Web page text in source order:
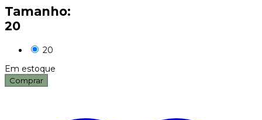
Tamanho:
20
20
Em estoque
Comprar